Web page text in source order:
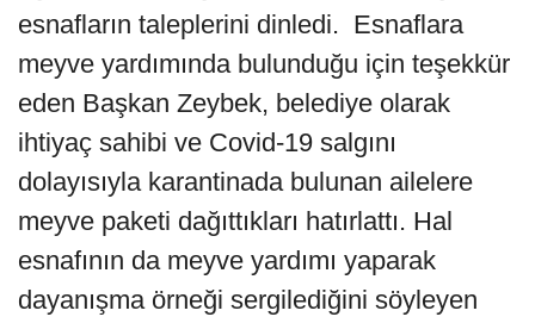
esnafların taleplerini dinledi. Esnaflara
meyve yardımında bulunduğu için teşekkür
eden Başkan Zeybek, belediye olarak
ihtiyaç sahibi ve Covid-19 salgını
dolayısıyla karantinada bulunan ailelere
meyve paketi dağıttıkları hatırlattı. Hal
esnafının da meyve yardımı yaparak
dayanışma örneği sergilediğini söyleyen